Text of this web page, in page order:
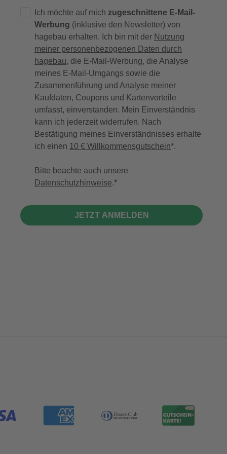
Ich möchte auf mich zugeschnittene E-Mail-
Werbung (inklusive den Newsletter) von
hagebau erhalten. Ich bin mit der Nutzung
meiner personenbezogenen Daten durch
hagebau, die E-Mail-Werbung, die Analyse
meines E-Mail-Umgangs sowie die
Zusammenführung und Analyse meiner
Kaufdaten, Coupons und Kartenvorteile
umfasst, einverstanden. Mein Einverständnis
kann ich jederzeit widerrufen. Nach
Bestätigung meines Einverständnisses erhalte
ich einen 10 € Willkommensgutschein*.
Bitte beachte auch unsere
Datenschutzhinweise.
JETZT ANMELDEN